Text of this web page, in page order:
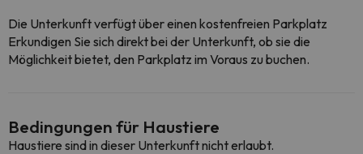
Die Unterkunft verfügt über einen kostenfreien Parkplatz
Erkundigen Sie sich direkt bei der Unterkunft, ob sie die
Möglichkeit bietet, den Parkplatz im Voraus zu buchen.
Bedingungen für Haustiere
Haustiere sind in dieser Unterkunft nicht erlaubt.